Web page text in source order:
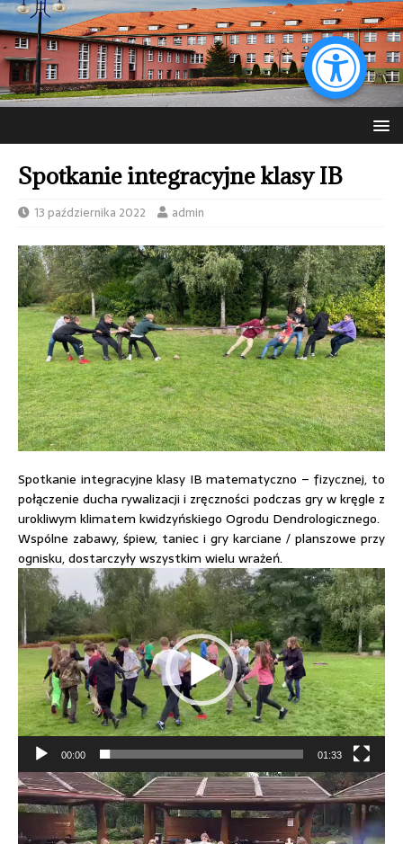
Spotkanie integracyjne klasy IB
13 października 2022 admin
Spotkanie integracyjne klasy IB matematyczno – fizycznej, to
połączenie ducha rywalizacji i zręczności podczas gry w kręgle z
urokliwym klimatem kwidzyńskiego Ogrodu Dendrologicznego.
Wspólne zabawy, śpiew, taniec i gry karciane / planszowe przy
ognisku, dostarczyły wszystkim wielu wrażeń.
Odtwarzacz
video
00:00 01:33
Odtwarzacz
video